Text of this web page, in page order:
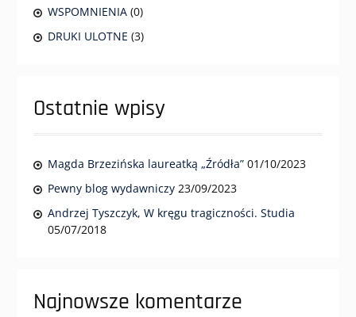
WSPOMNIENIA (0)
DRUKI ULOTNE (3)
Ostatnie wpisy
Magda Brzezińska laureatką „Źródła” 01/10/2023
Pewny blog wydawniczy 23/09/2023
Andrzej Tyszczyk, W kręgu tragiczności. Studia
05/07/2018
Najnowsze komentarze